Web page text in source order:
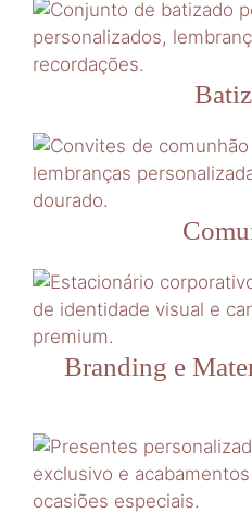
Branding e